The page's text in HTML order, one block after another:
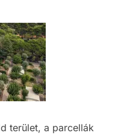
terület, a parcellák